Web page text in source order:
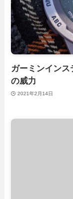
ガーミンイン
の威力
2021年2月14日